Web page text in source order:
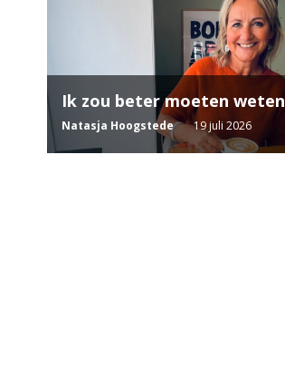
Ik zou beter moeten weten
Natasja Hoogstede 19 juli 2026